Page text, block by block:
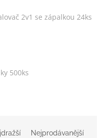
2v1 se zápalkou 24ks
500ks
Nejprodávanější